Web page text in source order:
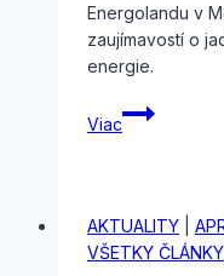
Energolandu v
zaujímavostí o
energie.
Viac
Exkurzia
Energoland
AKTUALITY
VŠETKY ČLÁNKY